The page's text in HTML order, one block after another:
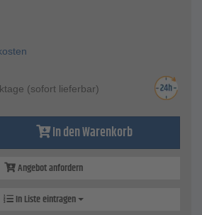
(sofort lieferbar)
In den Warenkorb
Angebot anfordern
In Liste eintragen